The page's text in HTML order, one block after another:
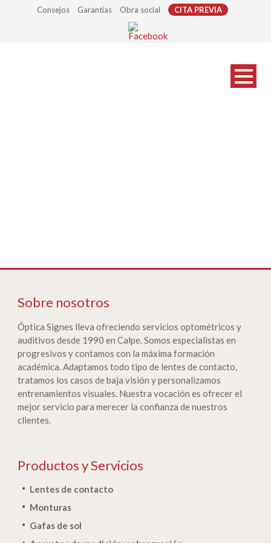
Consejos Garantías Obra social CITA PREVIA
Sobre nosotros
Óptica Signes lleva ofreciendo servicios optométricos y
auditivos desde 1990 en Calpe. Somos especialistas en
progresivos y contamos con la máxima formación
académica. Adaptamos todo tipo de lentes de contacto,
tratamos los casos de baja visión y personalizamos
entrenamientos visuales. Nuestra vocación es ofrecer el
mejor servicio para merecer la confianza de nuestros
clientes.
Productos y Servicios
Lentes de contacto
Monturas
Gafas de sol